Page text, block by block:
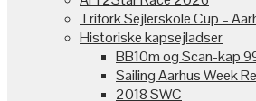
Trifork Sejlerskole Cup –
Historiske kapsejladser
BB10m og Scan-kap
Sailing Aarhus Week
2018 SWC